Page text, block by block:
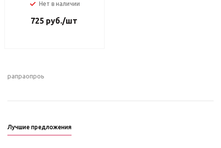
Нет в наличии
725руб./шт
рапраопроь
Лучшие предложения